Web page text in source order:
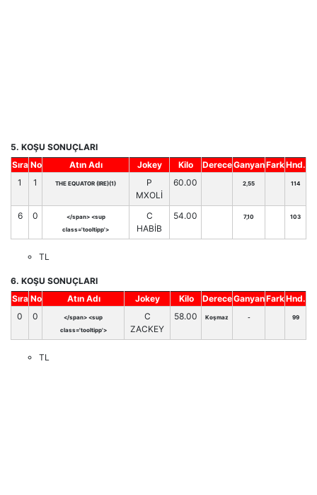
5. KOŞU SONUÇLARI
Sıra No Atın Adı Jokey Kilo DereceGanyanFarkHnd.
1
1 THE EQUATOR (IRE)(1)
P
MXOLİ
60.00 2,55 114
6 0
</span> <sup
class='tooltipp'>
C
HABİB
54.00 7,10 103
TL
6. KOŞU SONUÇLARI
Sıra No Atın Adı Jokey Kilo DereceGanyanFarkHnd.
0
0
</span> <sup
class='tooltipp'>
C
ZACKEY
58.00 Koşmaz - 99
TL